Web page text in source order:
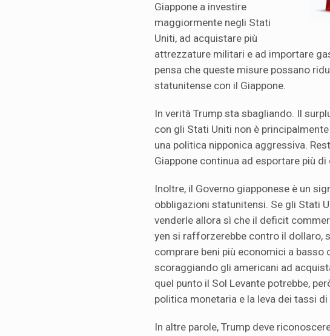
Giappone a investire
maggiormente negli Stati
Uniti, ad acquistare più
attrezzature militari e ad importare
pensa che queste misure possano
statunitense con il Giappone.
In verità Trump sta sbagliando. Il
con gli Stati Uniti non è
una politica nipponica aggressiva.
Giappone continua ad esportare più
Inoltre, il Governo giapponese è un
obbligazioni statunitensi. Se gli Stati
venderle allora sì che il deficit
yen si rafforzerebbe contro il dollaro,
comprare beni più economici a basso
scoraggiando gli americani ad
quel punto il Sol Levante potrebbe,
politica monetaria e la leva dei tassi
In altre parole, Trump deve